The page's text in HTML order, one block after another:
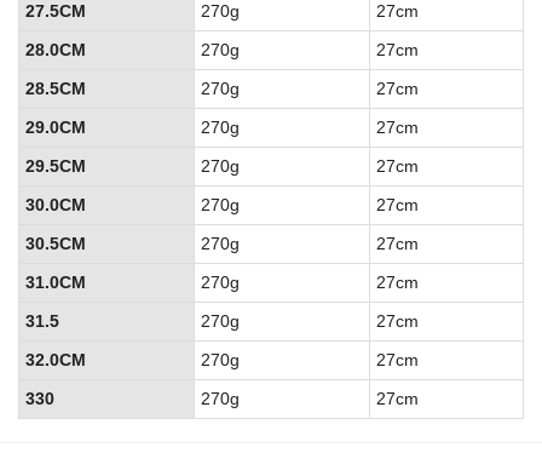
27.5CM
270g
27cm
28.0CM
270g
27cm
28.5CM
270g
27cm
29.0CM
270g
27cm
29.5CM
270g
27cm
30.0CM
270g
27cm
30.5CM
270g
27cm
31.0CM
270g
27cm
31.5
270g
27cm
32.0CM
270g
27cm
330
270g 27cm